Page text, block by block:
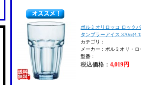
ボルミオリロッコ ロック
タンブラーアイス
カテゴリ：
メーカー：ボルミオリ・ロ
型番：
税込価格： 4,019円